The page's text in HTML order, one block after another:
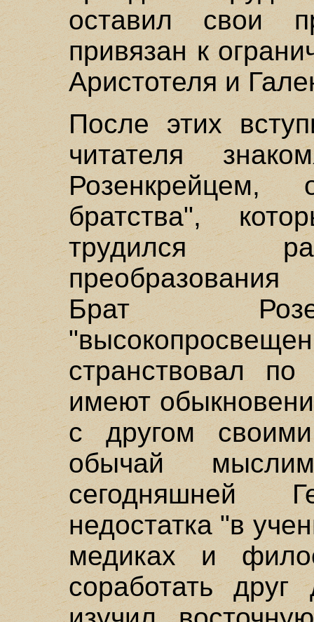
оставил свои
привязан к
Аристотеля и
После этих
читателя
Розенкрейцем,
братства",
трудился
Брат
странствовал
имеют
с другом
обычай
сегодняшней
недостатка "в
медиках и
соработать друг